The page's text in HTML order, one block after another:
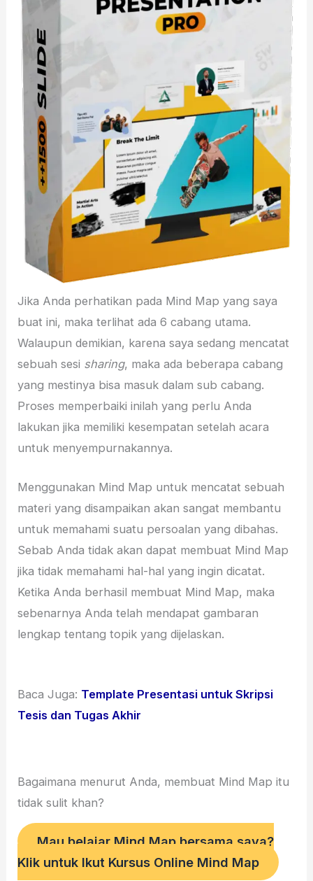
Jika Anda perhatikan pada Mind Map yang saya
buat ini, maka terlihat ada 6 cabang utama.
Walaupun demikian, karena saya sedang mencatat
sebuah sesi sharing, maka ada beberapa cabang
yang mestinya bisa masuk dalam sub cabang.
Proses memperbaiki inilah yang perlu Anda
lakukan jika memiliki kesempatan setelah acara
untuk menyempurnakannya.
Menggunakan Mind Map untuk mencatat sebuah
materi yang disampaikan akan sangat membantu
untuk memahami suatu persoalan yang dibahas.
Sebab Anda tidak akan dapat membuat Mind Map
jika tidak memahami hal-hal yang ingin dicatat.
Ketika Anda berhasil membuat Mind Map, maka
sebenarnya Anda telah mendapat gambaran
lengkap tentang topik yang dijelaskan.
Baca Juga: Template Presentasi untuk Skripsi
Tesis dan Tugas Akhir
Bagaimana menurut Anda, membuat Mind Map itu
tidak sulit khan?
Mau belajar Mind Map bersama saya?
Klik untuk Ikut Kursus Online Mind Map